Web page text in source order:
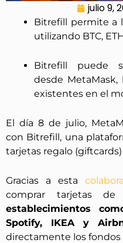
julio 9,
Bitrefill permite a
utilizando BTC,
Bitrefill puede
desde
existentes en el
El día 8 de julio,
con Bitrefill, una
tarjetas regalo
Gracias a esta
comprar tarjetas
establecimientos
Spotify, IKEA y
directamente los fondos